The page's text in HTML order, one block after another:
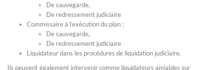
De sauvegarde,
De redressement judiciaire
Commissaire à l’exécution du plan :
De sauvegarde,
De redressement judiciaire
Liquidateur dans les procédures de liquidation judiciaire.
Ils peuvent également intervenir comme liquidateurs amiables sur